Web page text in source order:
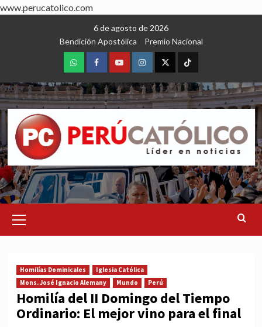
www.perucatolico.com
6 de agosto de 2026
Bendición Apostólica
Premio Nacional
WhatsAppFacebookYoutubeInstagram
X TikTok
Menu
Homilías Dominicales
Iglesia Católica
Mons. José Ignacio Alemany
Mundo Perú
Homilía del II Domingo del Tiempo
Ordinario: El mejor vino para el final